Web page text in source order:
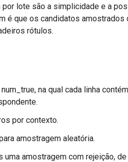
lote são a simplicidade e a
é que os candidatos
rótulos.
na qual cada linha
por contexto.
amostragem aleatória.
amostragem com rejeição,